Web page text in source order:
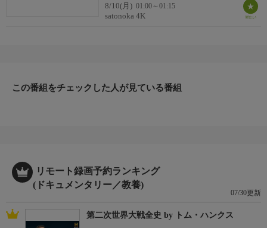
8/10(月) 01:00～01:15
satonoka 4K
この番組をチェックした人が見ている番組
リモート録画予約ランキング
(ドキュメンタリー／教養)
07/30更新
第二次世界大戦全史 by トム・ハンクス